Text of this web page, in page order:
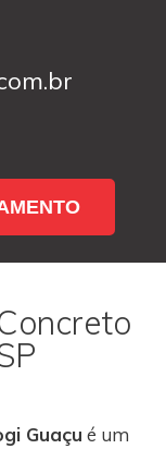
Guaçu é um